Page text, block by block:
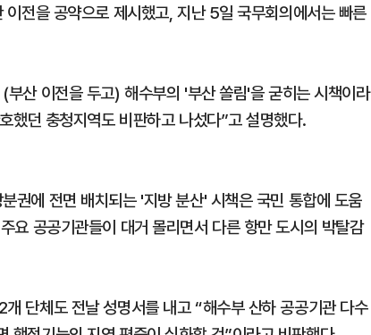
전을 공약으로 제시했고, 지난 5일 국무회의에서는 빠른
산 이전을 두고) 해수부의 '부산 쏠림'을 굳히는 시책이라
했던 충청지역도 비판하고 나섰다”고 설명했다.
권에 전면 배치되는 '지방 분산' 시책은 국민 통합에 도움
요 공공기관들이 대거 몰리면서 다른 항만 도시의 박탈감
단체도 전날 성명서를 내고 “해수부 산하 공공기관 다수